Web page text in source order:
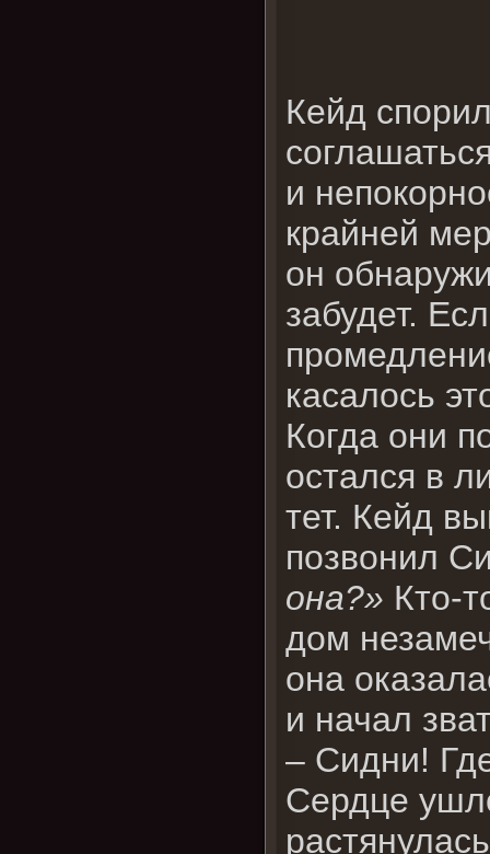
Кейд
и
крайней
он
забудет.
касалось
Когда они
остался в
тет. Кейд
позвонил
она?» Кто-
дом
она
и начал
– Сидни!
Сердце